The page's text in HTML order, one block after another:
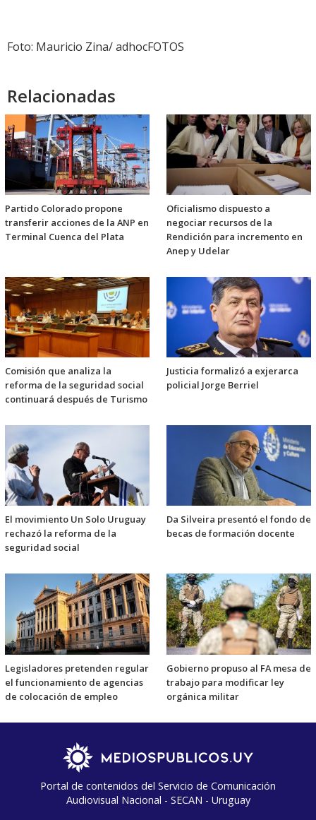
Foto: Mauricio Zina/ adhocFOTOS
Relacionadas
Partido Colorado propone
transferir acciones de la ANP en
Terminal Cuenca del Plata
Oficialismo dispuesto a
negociar recursos de la
Rendición para incremento en
Anep y Udelar
Comisión que analiza la
reforma de la seguridad social
continuará después de Turismo
Justicia formalizó a exjerarca
policial Jorge Berriel
El movimiento Un Solo Uruguay
rechazó la reforma de la
seguridad social
Da Silveira presentó el fondo de
becas de formación docente
Legisladores pretenden regular
el funcionamiento de agencias
de colocación de empleo
Gobierno propuso al FA mesa de
trabajo para modificar ley
orgánica militar
Portal de contenidos del Servicio de Comunicación
Audiovisual Nacional - SECAN - Uruguay